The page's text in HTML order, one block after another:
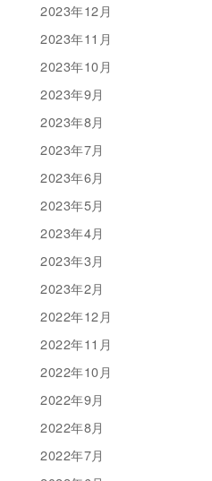
2023年12月
2023年11月
2023年10月
2023年9月
2023年8月
2023年7月
2023年6月
2023年5月
2023年4月
2023年3月
2023年2月
2022年12月
2022年11月
2022年10月
2022年9月
2022年8月
2022年7月